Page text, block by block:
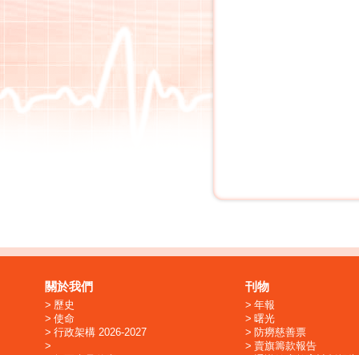
關於我們
歷史
使命
行政架構 2026-2027
刊物
年報
曙光
防癆慈善票
賣旗籌款報告